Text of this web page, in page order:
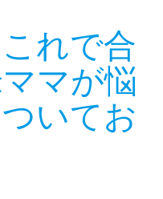
れで合
マが悩
いてお